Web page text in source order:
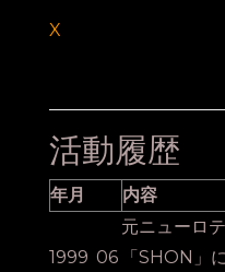
X
活動履歴
年月 内容
1999 06
元ニューロ
「SHON」